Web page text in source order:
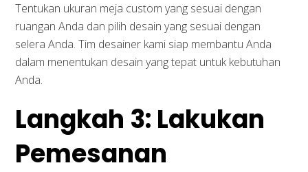
Tentukan ukuran meja custom yang sesuai dengan
ruangan Anda dan pilih desain yang sesuai dengan
selera Anda. Tim desainer kami siap membantu Anda
dalam menentukan desain yang tepat untuk kebutuhan
Anda.
Langkah 3: Lakukan
Pemesanan